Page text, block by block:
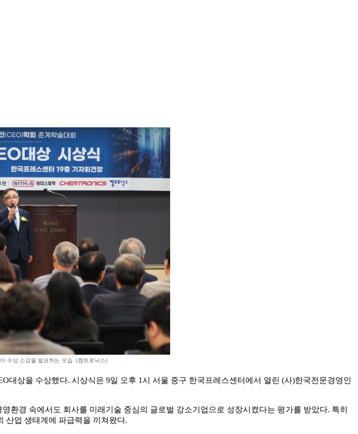
수상 소감을 발표하는 모습. (켐트로닉스)
상을 수상했다. 시상식은 9일 오후 1시 서울 중구 한국프레스센터에서 열린 (사)한국전문경영인
환경 속에서도 회사를 미래기술 중심의 글로벌 강소기업으로 성장시켰다는 평가를 받았다. 특히
산업 생태계에 파급력을 끼쳐왔다.